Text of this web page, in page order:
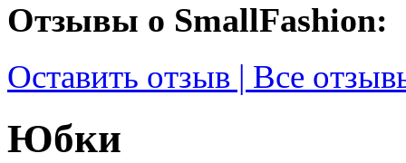
Отзывы о SmallFashion:
Оставить отзыв | Все
Юбки